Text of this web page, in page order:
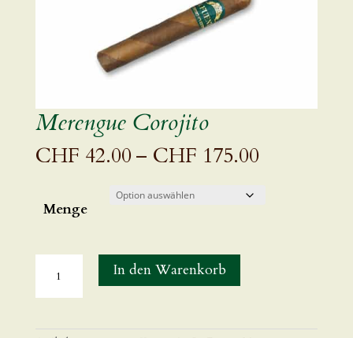
Merengue Corojito
CHF 42.00– CHF 175.00
Menge
In den Warenkorb